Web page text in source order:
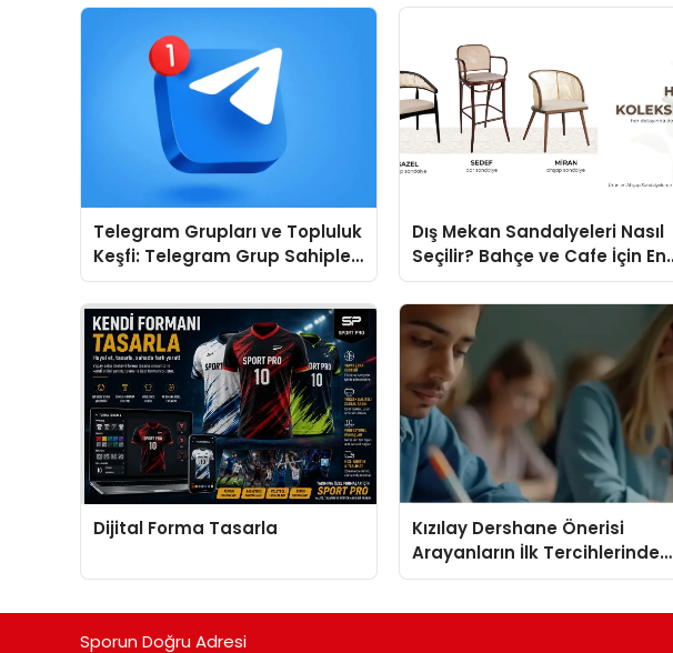
Telegram Grupları ve Topluluk
Keşfi: Telegram Grup Sahipleri
İçin Görünürlük Fırsatı
Dış Mekan Sandalyeleri Nasıl
Seçilir? Bahçe ve Cafe İçin En
Doğru Modeller
Dijital Forma Tasarla
Kızılay Dershane Önerisi
Arayanların İlk Tercihlerinden
Biri
Sporun Doğru Adresi